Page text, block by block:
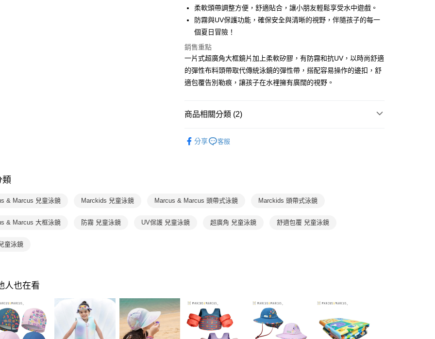
1.本服務由台灣大哥大提供，台灣大哥大用戶可立即使用無須另外申請。
2.付款方式選擇「大哥付你分期」，訂單成立後會自動跳轉到大哥付的交易
流程，驗證手機門號後，選擇欲分期的期數、繳款截止日，確認付款後即
完成交易。
4.訂單成立30分鐘內，如未前往確認交易或遇審核未通過，訂單將自動取
消。如遇「轉專審核」未通過狀況，表示未達大哥付你分期系統評分，恕
【繳款方式說明】
1.分期款項不併入電信帳單，「大哥付你分期」於每月結算日後寄送繳費提
帳／街口支付／iPASS MONEY」等通路繳費。
用戶於交易時，得透過本服務購買商品或服務，並由商店將買賣／分期付
【關於「AFTEE先享後付」】
AFTEE先享後付是「在收到商品之後才付款」的支付方式。 讓您購物簡單
１．簡單：不需註冊會員、不需綁卡、不需儲值。
２．便利：只要手機號碼，簡訊認證，即可結帳。
３．安心：先確認商品／服務後，再付款。
【「AFTEE先享後付」結帳流程】
２．訂單成立數日內，您將收到繳費通知簡訊。
３．收到繳費通知簡訊後14天內，點擊此簡訊中的連結，可透過四大超商
※ 請注意：結帳手續完成當下不需立刻繳費，但若您需要取消訂單，請聯
絡購買商品的店家。未經商家同意取消之訂單仍視為有效，需透過AFTEE
【注意事項】
求債權轉讓予恩沛科技股份有限公司。
５．嚴禁一人註冊多個帳號或使用他人資訊註冊。若發現惡意使用之情
形，恩沛科技股份有限公司將有權停止該用戶之使用額度並採取法律行
動。
ATM付款
運送方式
國內宅配/郵寄 (不適用離島、海外及郵局i郵箱)
離島宅配（澎湖、金門、馬祖、小琉球；不適用於郵局i郵箱）
柔軟頭帶調整方便，舒適貼合，讓小朋友輕鬆享受水中遊戲。
防霧與UV保護功能，確保安全與清晰的視野，伴隨孩子的每一
個夏日冒險！
銷售重點
一片式超廣角大框鏡片加上柔軟矽膠，有防霧和抗UV，以時尚舒適
的彈性布料頭帶取代傳統泳鏡的彈性帶，搭配容易操作的邊扣，舒
適包覆告別勒痕，讓孩子在水裡擁有廣闊的視野。
商品相關分類 (2)
分享 客服
類
& Marcus 兒童泳鏡 Marckids 兒童泳鏡 Marcus & Marcus 頭帶式泳鏡 Marckids 頭帶式泳鏡
& Marcus 大框泳鏡 防霧 兒童泳鏡 UV保護 兒童泳鏡 超廣角 兒童泳鏡 舒適包覆 兒童泳鏡
童泳鏡
人也在看